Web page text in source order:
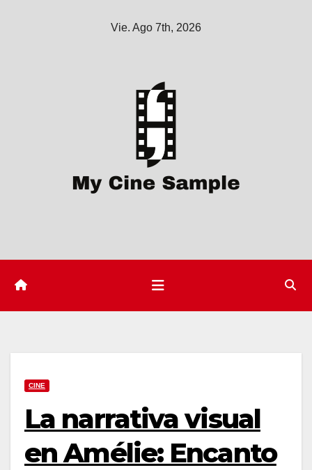
Vie. Ago 7th, 2026
CINE
La narrativa visual
en Amélie: Encanto